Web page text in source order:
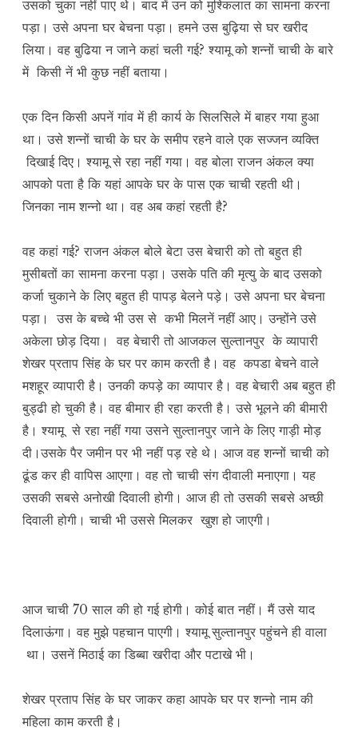
उसको चुका नहीं पाए थे। बाद में उन को मुश्किलात का सामना करना
पड़ा। उसे अपना घर बेचना पड़ा। हमने उस बुढ़िया से घर खरीद
लिया। वह बुढिया न जाने कहां चली गई? श्यामू को शन्नों चाची के बारे
में किसी नें भी कुछ नहीं बताया।
एक दिन किसी अपनें गांव में ही कार्य के सिलसिले में बाहर गया हुआ
था। उसे शन्नों चाची के घर के समीप रहने वाले एक सज्जन व्यक्ति
दिखाई दिए। श्यामू से रहा नहीं गया। वह बोला राजन अंकल क्या
आपको पता है कि यहां आपके घर के पास एक चाची रहती थी।
जिनका नाम शन्नो था। वह अब कहां रहती है?
वह कहां गई? राजन अंकल बोले बेटा उस बेचारी को तो बहुत ही
मुसीबतों का सामना करना पड़ा। उसके पति की मृत्यु के बाद उसको
कर्जा चुकाने के लिए बहुत ही पापड़ बेलने पड़े। उसे अपना घर बेचना
पड़ा। उस के बच्चे भी उस से कभी मिलनें नहीं आए। उन्होंने उसे
अकेला छोड़ दिया। वह बेचारी तो आजकल सुल्तानपुर के व्यापारी
शेखर प्रताप सिंह के घर पर काम करती है। वह कपडा बेचने वाले
मशहूर व्यापारी है। उनकी कपड़े का व्यापार है। वह बेचारी अब बहुत ही
बुड्ढी हो चुकी है। वह बीमार ही रहा करती है। उसे भूलने की बीमारी
है। श्यामू से रहा नहीं गया उसने सुल्तानपुर जाने के लिए गाड़ी मोड़
दी।उसके पैर जमीन पर भी नहीं पड़ रहे थे। आज वह शन्नों चाची को
ढूंड कर ही वापिस आएगा। वह तो चाची संग दीवाली मनाएगा। यह
उसकी सबसे अनोखी दिवाली होगी। आज ही तो उसकी सबसे अच्छी
दिवाली होगी। चाची भी उससे मिलकर खुश हो जाएगी।
आज चाची 70 साल की हो गई होगी। कोई बात नहीं। मैं उसे याद
दिलाऊंगा। वह मुझे पहचान पाएगी। श्यामू सुल्तानपुर पहुंचने ही वाला
था। उसनें मिठाई का डिब्बा खरीदा और पटाखे भी।
शेखर प्रताप सिंह के घर जाकर कहा आपके घर पर शन्नो नाम की
महिला काम करती है।